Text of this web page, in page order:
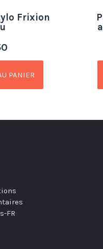
Frixion
PANIER
FR